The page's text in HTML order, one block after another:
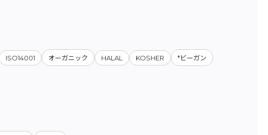
ISO14001 オーガニック HALAL KOSHER *ビーガン